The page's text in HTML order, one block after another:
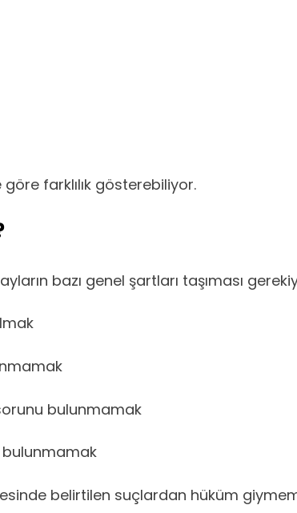
farklılık gösterebiliyor.
bazı genel şartları taşıması
bulunmamak
bulunmamak
belirtilen suçlardan hüküm